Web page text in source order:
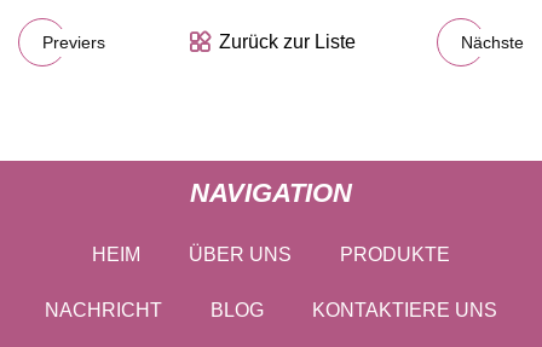
Previers Zurück zur Liste Nächste
NAVIGATION
HEIM ÜBER UNS PRODUKTE
NACHRICHT BLOG KONTAKTIERE UNS